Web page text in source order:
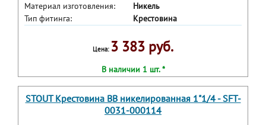
Материал изготовления:
Никель
Тип фитинга:
Крестовина
Цена: 3 383 руб.
В наличии 1 шт. *
STOUT Крестовина ВВ никелированная 1"1/4 - SFT-
0031-000114